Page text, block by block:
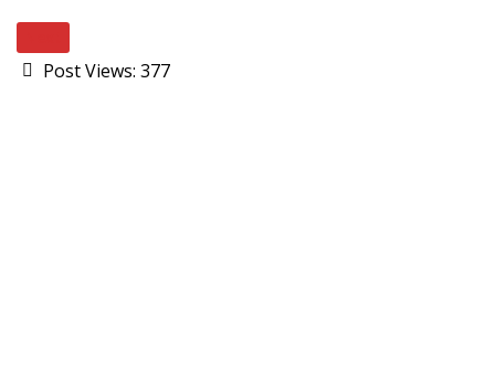
Post Views: 377